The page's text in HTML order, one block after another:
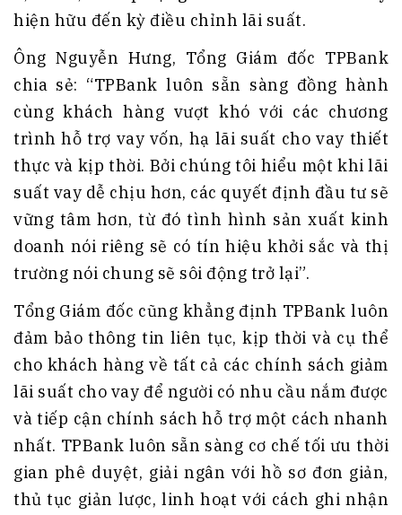
hiện hữu đến kỳ điều chỉnh lãi suất.
Ông Nguyễn Hưng, Tổng Giám đốc TPBank
chia sẻ: “TPBank luôn sẵn sàng đồng hành
cùng khách hàng vượt khó với các chương
trình hỗ trợ vay vốn, hạ lãi suất cho vay thiết
thực và kịp thời. Bởi chúng tôi hiểu một khi lãi
suất vay dễ chịu hơn, các quyết định đầu tư sẽ
vững tâm hơn, từ đó tình hình sản xuất kinh
doanh nói riêng sẽ có tín hiệu khởi sắc và thị
trường nói chung sẽ sôi động trở lại”.
Tổng Giám đốc cũng khẳng định TPBank luôn
đảm bảo thông tin liên tục, kịp thời và cụ thể
cho khách hàng về tất cả các chính sách giảm
lãi suất cho vay để người có nhu cầu nắm được
và tiếp cận chính sách hỗ trợ một cách nhanh
nhất. TPBank luôn sẵn sàng cơ chế tối ưu thời
gian phê duyệt, giải ngân với hồ sơ đơn giản,
thủ tục giản lược, linh hoạt với cách ghi nhận